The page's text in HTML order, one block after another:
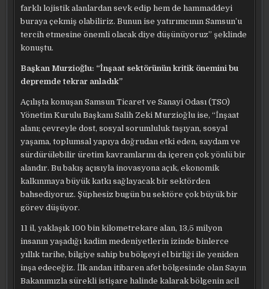
farklı lojistik alanlardan sevk edip hem de hammaddeyi
buraya çekmiş olabiliriz. Bunun ise yatırımcının Samsun’u
tercih etmesine önemli olacak diye düşünüyoruz” şeklinde
konuştu.
Başkan Murzioğlu: “İnşaat sektörünün kritik önemini bu
depremde tekrar anladık”
Açılışta konuşan Samsun Ticaret ve Sanayi Odası (TSO)
Yönetim Kurulu Başkanı Salih Zeki Murzioğlu ise, “İnşaat
alanı; çevreyle dost, sosyal sorumluluk taşıyan, sosyal
yaşama, toplumsal yapıya doğrudan etki eden, saydam ve
sürdürülebilir üretim kavramlarını da içeren çok yönlü bir
alandır. Bu bakış açısıyla inovasyona açık, ekonomik
kalkınmaya büyük katkı sağlayacak bir sektörden
bahsediyoruz. Şüphesiz bugün bu sektöre çok büyük bir
görev düşüyor.
11 il, yaklaşık 100 bin kilometrekare alan, 13,5 milyon
insanın yaşadığı kadim medeniyetlerin izinde binlerce
yıllık tarihe, bilgiye sahip bu bölgeyi el birliği ile yeniden
inşa edeceğiz. İlk andan itibaren afet bölgesinde olan Sayın
Bakanımızla sürekli istişare halinde kalarak bölgenin acil